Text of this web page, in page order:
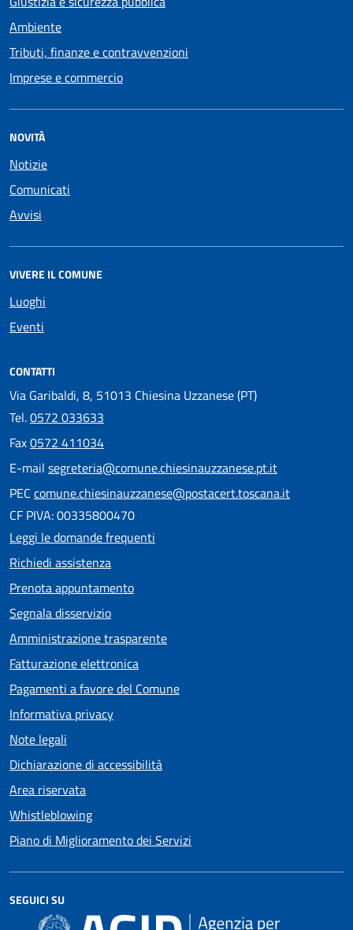
Ambiente
Tributi, finanze e contravvenzioni
Imprese e commercio
NOVITÀ
Notizie
Comunicati
Avvisi
VIVERE IL COMUNE
Luoghi
Eventi
CONTATTI
Via Garibaldi, 8, 51013 Chiesina Uzzanese (PT)
Tel.0572 033633
Fax0572 411034
E-mail segreteria@comune.chiesinauzzanese.pt.it
PEC comune.chiesinauzzanese@postacert.toscana.it
CF PIVA: 00335800470
Leggi le domande frequenti
Richiedi assistenza
Prenota appuntamento
Segnala disservizio
Amministrazione trasparente
Fatturazione elettronica
Pagamenti a favore del Comune
Informativa privacy
Note legali
Dichiarazione di accessibilità
Area riservata
Whistleblowing
Piano di Miglioramento dei Servizi
SEGUICI SU